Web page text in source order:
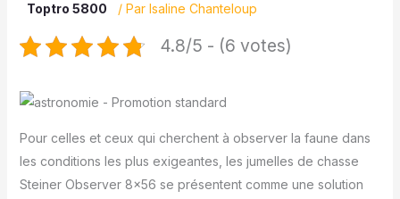
Toptro 5800
/ Par Isaline Chanteloup
4.8/5 - (6 votes)
Pour celles et ceux qui cherchent à observer la faune dans
les conditions les plus exigeantes, les jumelles de chasse
Steiner Observer 8×56 se présentent comme une solution